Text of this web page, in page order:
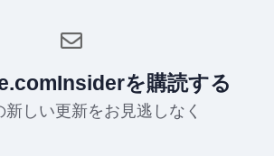
を購読する
新しい更新をお見逃しなく